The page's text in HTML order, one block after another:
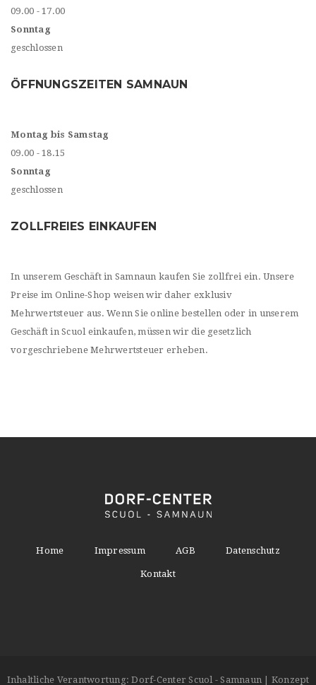
09.00 - 17.00
Sonntag
geschlossen
ÖFFNUNGSZEITEN SAMNAUN
Montag bis Samstag
09.00 - 18.15
Sonntag
geschlossen
ZOLLFREIES EINKAUFEN
In unserem Geschäft in Samnaun kaufen Sie zollfrei ein. Unsere
Preise im Online-Shop weisen wir daher exklusiv
Mehrwertsteuer aus. Wenn Sie online bestellen oder in unserem
Geschäft in Scuol einkaufen, müssen wir die gesetzlich
vorgeschriebene Mehrwertsteuer erheben.
Home Impressum AGB Datenschutz
Kontakt
Inhaltliche Verantwortung: Dorf-Center Scuol - Samnaun | Konzept